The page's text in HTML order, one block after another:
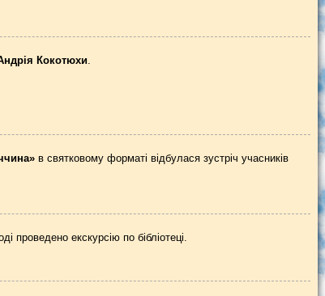
Кокотюхи.
в святковому форматі відбулася зустріч учасників
проведено екскурсію по бібліотеці.